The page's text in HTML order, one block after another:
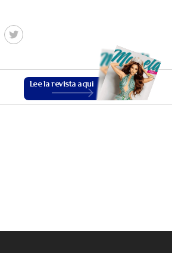
Lee la revista aquí